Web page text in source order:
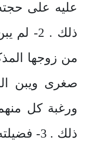
عليه على
ذلك . 2-
من زوجها
صغرى ويبن
ورغبة كل
ذلك . 3-